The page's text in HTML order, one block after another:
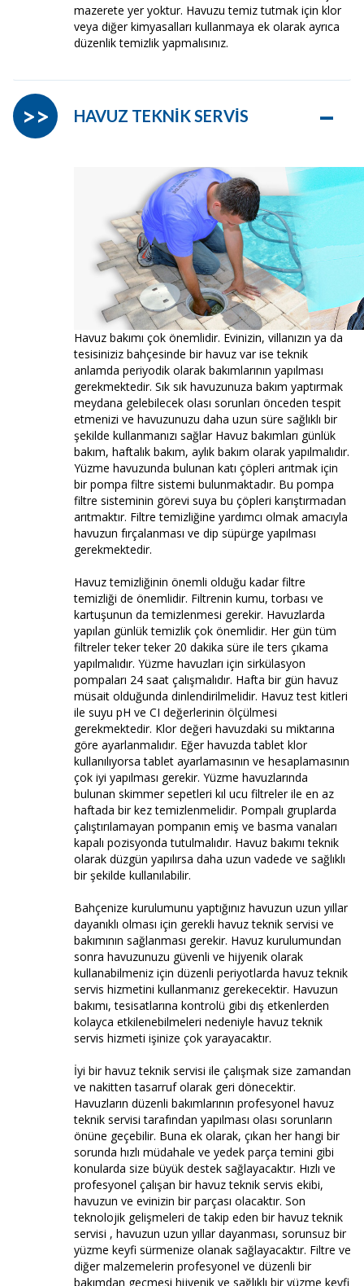
mazerete yer yoktur. Havuzu temiz tutmak için klor
veya diğer kimyasalları kullanmaya ek olarak ayrıca
düzenlik temizlik yapmalısınız.
HAVUZ TEKNİK SERVİS –
>>
Havuz bakımı çok önemlidir. Evinizin, villanızın ya da
tesisiniziz bahçesinde bir havuz var ise teknik
anlamda periyodik olarak bakımlarının yapılması
gerekmektedir. Sık sık havuzunuza bakım yaptırmak
meydana gelebilecek olası sorunları önceden tespit
etmenizi ve havuzunuzu daha uzun süre sağlıklı bir
şekilde kullanmanızı sağlar Havuz bakımları günlük
bakım, haftalık bakım, aylık bakım olarak yapılmalıdır.
Yüzme havuzunda bulunan katı çöpleri arıtmak için
bir pompa filtre sistemi bulunmaktadır. Bu pompa
filtre sisteminin görevi suya bu çöpleri karıştırmadan
arıtmaktır. Filtre temizliğine yardımcı olmak amacıyla
havuzun fırçalanması ve dip süpürge yapılması
gerekmektedir.
Havuz temizliğinin önemli olduğu kadar filtre
temizliği de önemlidir. Filtrenin kumu, torbası ve
kartuşunun da temizlenmesi gerekir. Havuzlarda
yapılan günlük temizlik çok önemlidir. Her gün tüm
filtreler teker teker 20 dakika süre ile ters çıkama
yapılmalıdır. Yüzme havuzları için sirkülasyon
pompaları 24 saat çalışmalıdır. Hafta bir gün havuz
müsait olduğunda dinlendirilmelidir. Havuz test kitleri
ile suyu pH ve CI değerlerinin ölçülmesi
gerekmektedir. Klor değeri havuzdaki su miktarına
göre ayarlanmalıdır. Eğer havuzda tablet klor
kullanılıyorsa tablet ayarlamasının ve hesaplamasının
çok iyi yapılması gerekir. Yüzme havuzlarında
bulunan skimmer sepetleri kıl ucu filtreler ile en az
haftada bir kez temizlenmelidir. Pompalı gruplarda
çalıştırılamayan pompanın emiş ve basma vanaları
kapalı pozisyonda tutulmalıdır. Havuz bakımı teknik
olarak düzgün yapılırsa daha uzun vadede ve sağlıklı
bir şekilde kullanılabilir.
Bahçenize kurulumunu yaptığınız havuzun uzun yıllar
dayanıklı olması için gerekli havuz teknik servisi ve
bakımının sağlanması gerekir. Havuz kurulumundan
sonra havuzunuzu güvenli ve hijyenik olarak
kullanabilmeniz için düzenli periyotlarda havuz teknik
servis hizmetini kullanmanız gerekecektir. Havuzun
bakımı, tesisatlarına kontrolü gibi dış etkenlerden
kolayca etkilenebilmeleri nedeniyle havuz teknik
servis hizmeti işinize çok yarayacaktır.
İyi bir havuz teknik servisi ile çalışmak size zamandan
ve nakitten tasarruf olarak geri dönecektir.
Havuzların düzenli bakımlarının profesyonel havuz
teknik servisi tarafından yapılması olası sorunların
önüne geçebilir. Buna ek olarak, çıkan her hangi bir
sorunda hızlı müdahale ve yedek parça temini gibi
konularda size büyük destek sağlayacaktır. Hızlı ve
profesyonel çalışan bir havuz teknik servis ekibi,
havuzun ve evinizin bir parçası olacaktır. Son
teknolojik gelişmeleri de takip eden bir havuz teknik
servisi , havuzun uzun yıllar dayanması, sorunsuz bir
yüzme keyfi sürmenize olanak sağlayacaktır. Filtre ve
diğer malzemelerin profesyonel ve düzenli bir
bakımdan geçmesi hijyenik ve sağlıklı bir yüzme keyfi